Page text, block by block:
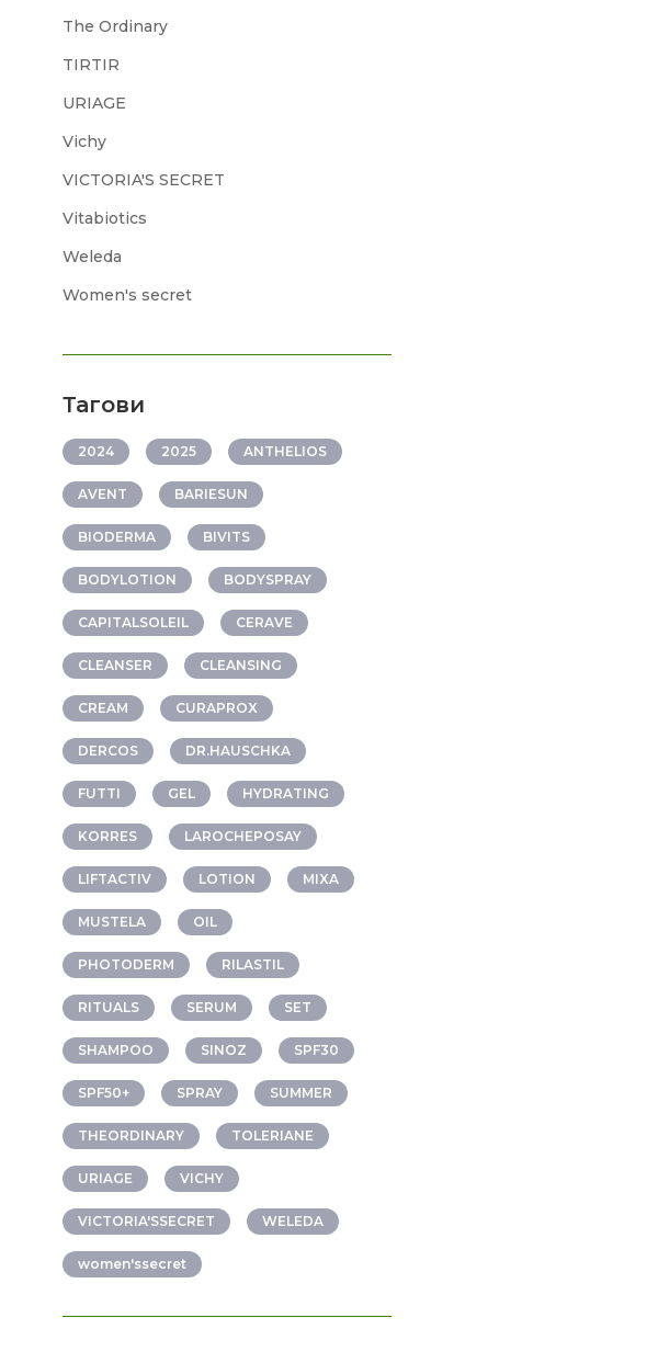
The Ordinary
TIRTIR
URIAGE
Vichy
VICTORIA'S SECRET
Vitabiotics
Weleda
Women's secret
Тагови
2024 2025 ANTHELIOS
AVENT BARIESUN
BIODERMA BIVITS
BODYLOTION BODYSPRAY
CAPITALSOLEIL CERAVE
CLEANSER CLEANSING
CREAM CURAPROX
DERCOS DR.HAUSCHKA
FUTTI GEL HYDRATING
KORRES LAROCHEPOSAY
LIFTACTIV LOTION MIXA
MUSTELA OIL
PHOTODERM RILASTIL
RITUALS SERUM SET
SHAMPOO SINOZ SPF30
SPF50+ SPRAY SUMMER
THEORDINARY TOLERIANE
URIAGE VICHY
VICTORIA'SSECRET WELEDA
women'ssecret